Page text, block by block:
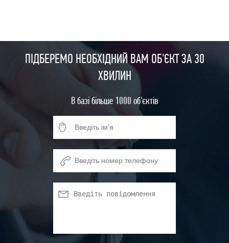
ПІДБЕРЕМО НЕОБХІДНИЙ ВАМ ОБ'ЄКТ ЗА 30
ХВИЛИН
В базі більше 1000 об'єктів